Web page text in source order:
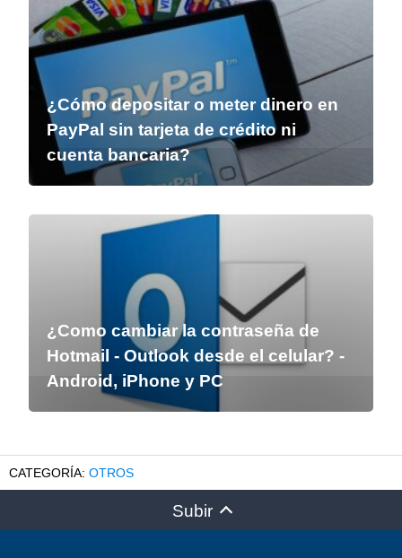
¿Cómo depositar o meter dinero en
PayPal sin tarjeta de crédito ni
cuenta bancaria?
¿Como cambiar la contraseña de
Hotmail - Outlook desde el celular? -
Android, iPhone y PC
OTROS
Subir